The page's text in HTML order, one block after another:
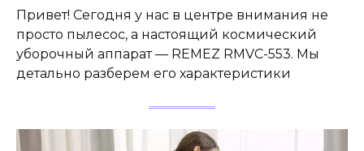
Привет! Сегодня у нас в центре внимания не
просто пылесос, а настоящий космический
уборочный аппарат — REMEZ RMVC-553. Мы
детально разберем его характеристики